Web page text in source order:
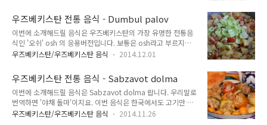
알을 감싸고 있는 고기 반죽 표면에 빵가루를 발..
토 1개피망 1개마늘 4쪽소금 1티스푼향신료, 쯔란 등은 취향에
따라 1. 야채를 수프나 삶는 요리에 넣는 것처럼 감자를 조금 크
게 사각형으로, 토마토와 피망도 적당히 크게 자릅니다. 2. 양파
는 절반으로 자른 후 채를 썰어줍니다. 3. 고기는 큼직하게 정육
면체로 자릅니다. 4. 만두를 만들 때 사용하는 중간 크기의 냄비
리고 소금과 다진 마늘, 향신료를 뿌려줍니다. 5. 끓는 물을 붓
고..
우즈베키스탄 전통 음식 - Dumbul palov
이번에 소개해드릴 음식은 우즈베키스탄의 가장 유명한 전통음
식인 '오쉬' osh 의 응용버전입니다. 보통은 osh라고 부르지만,
palov 라는 말도 많이 사용한답니다. 원래 이 음식을 만들 때에
쌀 대신 옥수수가 들어간답니다. 재료 기름 100g고기 200g양
파 4개당근 3개감자 2개옥수수 5-6개토마토 3개마늘 5-6쪽피
망 2개소금, 향신료, 고수 등은 취향에 따라 1. 야채는 잘 씻어서
육면체로 자릅니다. 단, 양파는 단면이 동그라미가 나오도록 썰
어놓습니다. 2. 기름을 냄비에 부은 후 기름이 달구어지면 고기
우즈베키스탄/우즈베키스탄 음식 2014.12.01
우즈베키스탄 전통 음식 - Sabzavot dolma
이번에 소개해드릴 음식은 Sabzavot dolma 랍니다. 우리말로
번역하면 '야채 돌마'이지요. 이번 음식은 한국에서도 고기만 양
고기 대신 다른 고기를 사용한다면 왠지 쉽게 만들 수 있지 않을
우즈베키스탄/우즈베키스탄 음식 2014.11.26